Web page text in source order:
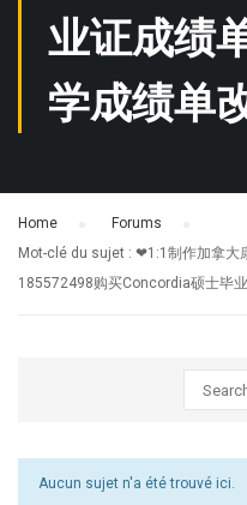
业证成绩
学成绩单
Home Forums
Mot-clé du sujet : ❤1:1制作加拿大
185572498购买Concordia硕士毕
Aucun sujet n'a été trouvé ici.